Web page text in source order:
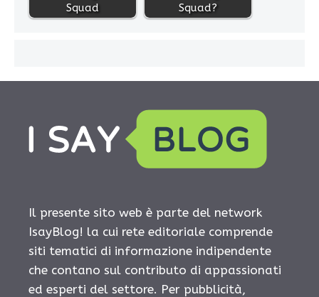
Squad
Squad?
Il presente sito web è parte del network
IsayBlog! la cui rete editoriale comprende
siti tematici di informazione indipendente
che contano sul contributo di appassionati
ed esperti del settore. Per pubblicità,